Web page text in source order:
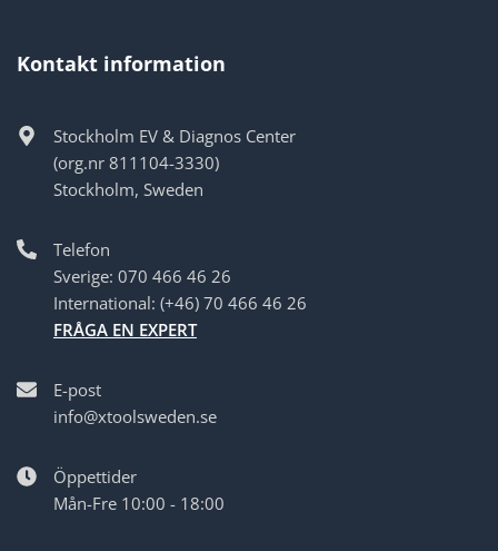
Kontakt information
Stockholm EV & Diagnos Center
(org.nr 811104-3330)
Stockholm, Sweden
Telefon
Sverige: 070 466 46 26
International: (+46) 70 466 46 26
FRÅGA EN EXPERT
E-post
info@xtoolsweden.se
Öppettider
Mån-Fre 10:00 - 18:00